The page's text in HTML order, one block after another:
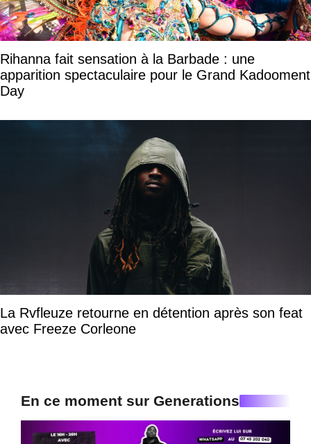
Rihanna fait sensation à la Barbade : une
apparition spectaculaire pour le Grand Kadooment
Day
La Rvfleuze retourne en détention après son feat
avec Freeze Corleone
En ce moment sur Generations